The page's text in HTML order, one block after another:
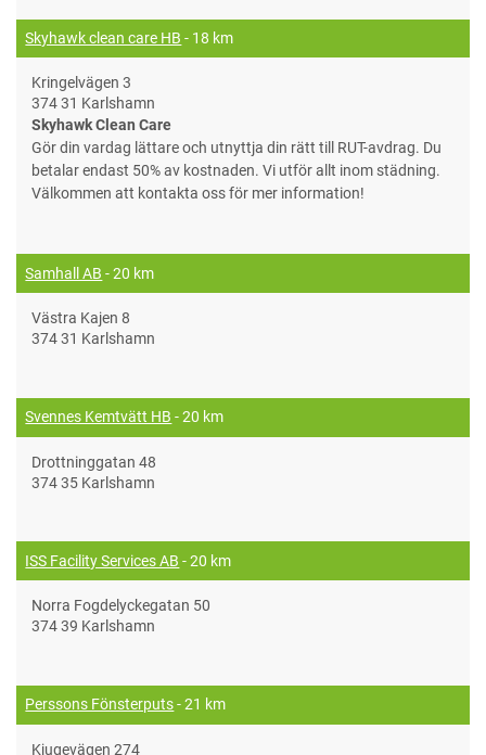
Skyhawk clean care HB - 18 km
Kringelvägen 3
374 31 Karlshamn
Skyhawk Clean Care
Gör din vardag lättare och utnyttja din rätt till RUT-avdrag. Du
betalar endast 50% av kostnaden. Vi utför allt inom städning.
Välkommen att kontakta oss för mer information!
Samhall AB - 20 km
Västra Kajen 8
374 31 Karlshamn
Svennes Kemtvätt HB - 20 km
Drottninggatan 48
374 35 Karlshamn
ISS Facility Services AB - 20 km
Norra Fogdelyckegatan 50
374 39 Karlshamn
Perssons Fönsterputs- 21 km
Kjugevägen 274